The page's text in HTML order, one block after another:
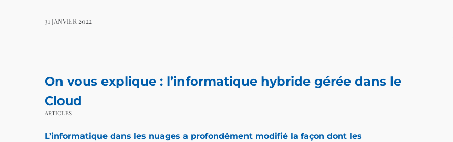
31 JANVIER 2022
On vous explique : l’informatique hybride gérée dans le
Cloud
ARTICLES
L’informatique dans les nuages a profondément modifié la façon dont les